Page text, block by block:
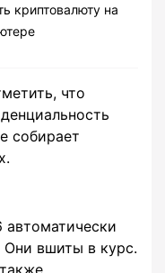
криптовалюту на
что
собирает
Они вшиты в курс.